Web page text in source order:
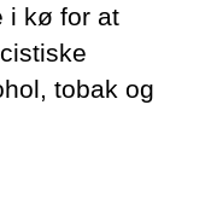
i kø for at
tobak og